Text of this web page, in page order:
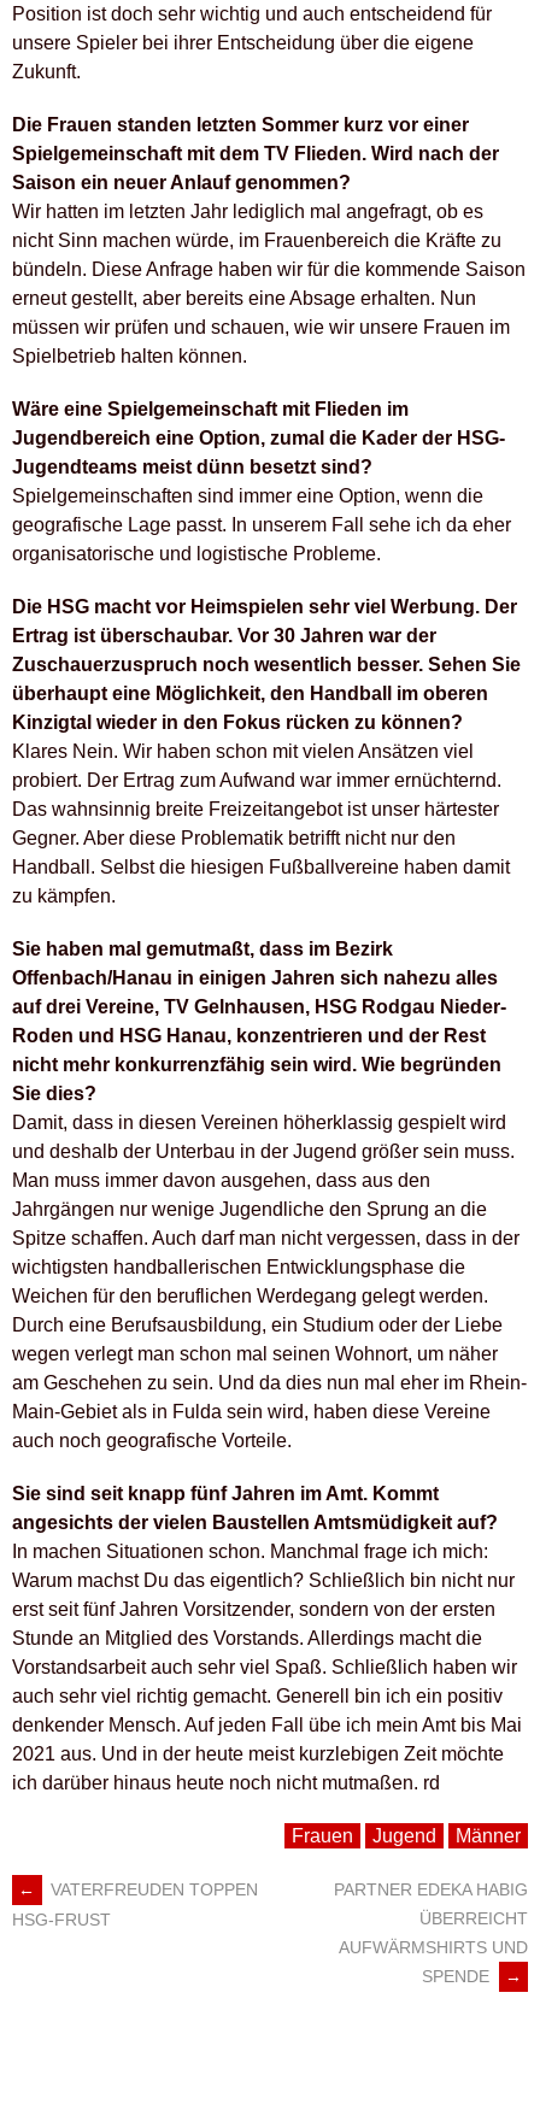
Position ist doch sehr wichtig und auch entscheidend für
unsere Spieler bei ihrer Entscheidung über die eigene
Zukunft.
Die Frauen standen letzten Sommer kurz vor einer
Spielgemeinschaft mit dem TV Flieden. Wird nach der
Saison ein neuer Anlauf genommen?
Wir hatten im letzten Jahr lediglich mal angefragt, ob es
nicht Sinn machen würde, im Frauenbereich die Kräfte zu
bündeln. Diese Anfrage haben wir für die kommende Saison
erneut gestellt, aber bereits eine Absage erhalten. Nun
müssen wir prüfen und schauen, wie wir unsere Frauen im
Spielbetrieb halten können.
Wäre eine Spielgemeinschaft mit Flieden im
Jugendbereich eine Option, zumal die Kader der HSG-
Jugendteams meist dünn besetzt sind?
Spielgemeinschaften sind immer eine Option, wenn die
geografische Lage passt. In unserem Fall sehe ich da eher
organisatorische und logistische Probleme.
Die HSG macht vor Heimspielen sehr viel Werbung. Der
Ertrag ist überschaubar. Vor 30 Jahren war der
Zuschauerzuspruch noch wesentlich besser. Sehen Sie
überhaupt eine Möglichkeit, den Handball im oberen
Kinzigtal wieder in den Fokus rücken zu können?
Klares Nein. Wir haben schon mit vielen Ansätzen viel
probiert. Der Ertrag zum Aufwand war immer ernüchternd.
Das wahnsinnig breite Freizeitangebot ist unser härtester
Gegner. Aber diese Problematik betrifft nicht nur den
Handball. Selbst die hiesigen Fußballvereine haben damit
zu kämpfen.
Sie haben mal gemutmaßt, dass im Bezirk
Offenbach/Hanau in einigen Jahren sich nahezu alles
auf drei Vereine, TV Gelnhausen, HSG Rodgau Nieder-
Roden und HSG Hanau, konzentrieren und der Rest
nicht mehr konkurrenzfähig sein wird. Wie begründen
Sie dies?
Damit, dass in diesen Vereinen höherklassig gespielt wird
und deshalb der Unterbau in der Jugend größer sein muss.
Man muss immer davon ausgehen, dass aus den
Jahrgängen nur wenige Jugendliche den Sprung an die
Spitze schaffen. Auch darf man nicht vergessen, dass in der
wichtigsten handballerischen Entwicklungsphase die
Weichen für den beruflichen Werdegang gelegt werden.
Durch eine Berufsausbildung, ein Studium oder der Liebe
wegen verlegt man schon mal seinen Wohnort, um näher
am Geschehen zu sein. Und da dies nun mal eher im Rhein-
Main-Gebiet als in Fulda sein wird, haben diese Vereine
auch noch geografische Vorteile.
Sie sind seit knapp fünf Jahren im Amt. Kommt
angesichts der vielen Baustellen Amtsmüdigkeit auf?
In machen Situationen schon. Manchmal frage ich mich:
Warum machst Du das eigentlich? Schließlich bin nicht nur
erst seit fünf Jahren Vorsitzender, sondern von der ersten
Stunde an Mitglied des Vorstands. Allerdings macht die
Vorstandsarbeit auch sehr viel Spaß. Schließlich haben wir
auch sehr viel richtig gemacht. Generell bin ich ein positiv
denkender Mensch. Auf jeden Fall übe ich mein Amt bis Mai
2021 aus. Und in der heute meist kurzlebigen Zeit möchte
ich darüber hinaus heute noch nicht mutmaßen. rd
Frauen Jugend Männer
ARTIKEL-
←
VATERFREUDEN TOPPEN
HSG-FRUST
PARTNER EDEKA HABIG
ÜBERREICHT
AUFWÄRMSHIRTS UND
SPENDE
→